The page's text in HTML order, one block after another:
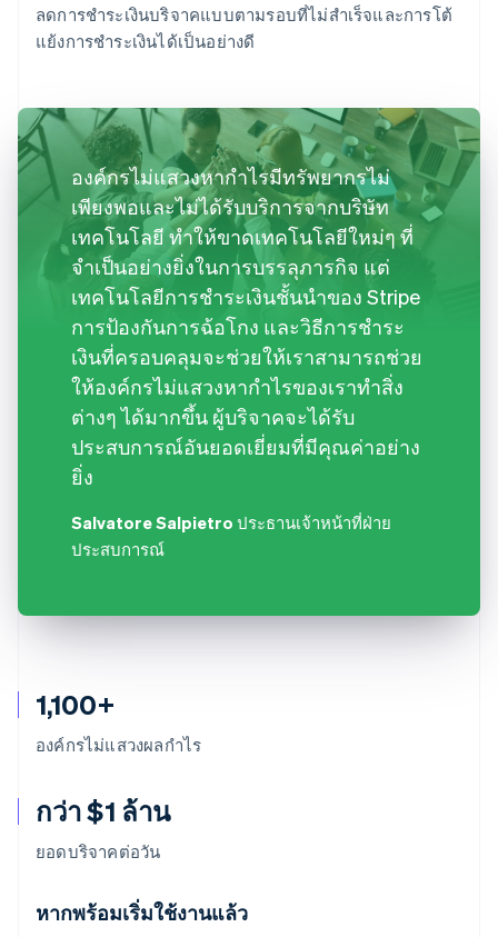
1,100+
องค์กรไม่แสวงผลกำไร
กว่า $1 ล้าน
ยอดบริจาคต่อวัน
หากพร้อมเริ่มใช้งานแล้ว
ลดการชำระเงินบริจาคแบบตามรอบที่ไม่สำเร็จและการโต้
แย้งการชำระเงินได้เป็นอย่างดี
องค์กรไม่แสวงหากำไรมีทรัพยากรไม่
เพียงพอและไม่ได้รับบริการจากบริษัท
เทคโนโลยี ทำให้ขาดเทคโนโลยีใหม่ๆ ที่
จำเป็นอย่างยิ่งในการบรรลุภารกิจ แต่
เทคโนโลยีการชำระเงินชั้นนำของ Stripe
การป้องกันการฉ้อโกง และวิธีการชำระ
เงินที่ครอบคลุมจะช่วยให้เราสามารถช่วย
ให้องค์กรไม่แสวงหากำไรของเราทำสิ่ง
ต่างๆ ได้มากขึ้น ผู้บริจาคจะได้รับ
ประสบการณ์อันยอดเยี่ยมที่มีคุณค่าอย่าง
ยิ่ง
Salvatore Salpietro ประธานเจ้าหน้าที่ฝ่าย
ประสบการณ์
เขตบริหารพิเศษฮ่องกง ประเทศจีน